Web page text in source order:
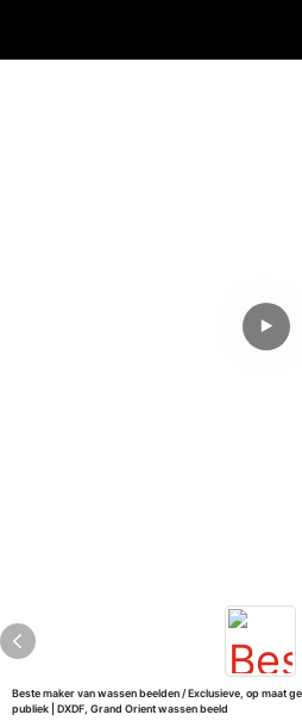
Beste maker van wassen beelden / Exclusieve, op maat
publiek | DXDF, Grand Orient wassen beeld